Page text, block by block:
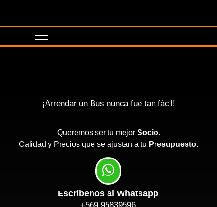
¡Arrendar un Bus nunca fue tan fácil!
Queremos ser tu mejor Socio.
Calidad y Precios que se ajustan a tu Presupuesto.
Escríbenos al Whatsapp
+569 95839596